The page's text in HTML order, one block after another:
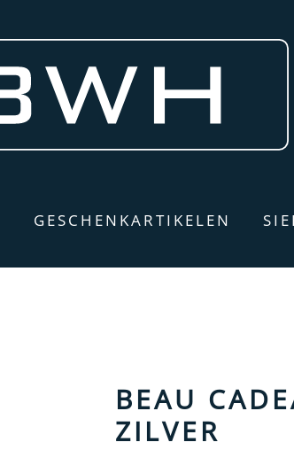
GESCHENKARTIKELEN
BEAU
ZILVER